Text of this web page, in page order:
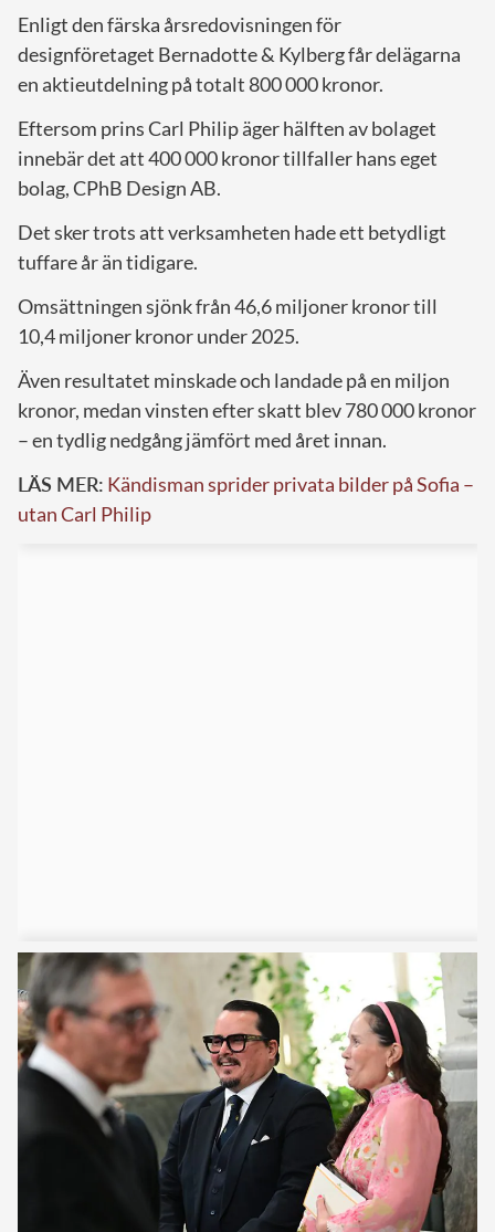
Enligt den färska årsredovisningen för
designföretaget Bernadotte & Kylberg får delägarna
en aktieutdelning på totalt 800 000 kronor.
Eftersom prins Carl Philip äger hälften av bolaget
innebär det att 400 000 kronor tillfaller hans eget
bolag, CPhB Design AB.
Det sker trots att verksamheten hade ett betydligt
tuffare år än tidigare.
Omsättningen sjönk från 46,6 miljoner kronor till
10,4 miljoner kronor under 2025.
Även resultatet minskade och landade på en miljon
kronor, medan vinsten efter skatt blev 780 000 kronor
– en tydlig nedgång jämfört med året innan.
LÄS MER: Kändisman sprider privata bilder på Sofia –
utan Carl Philip